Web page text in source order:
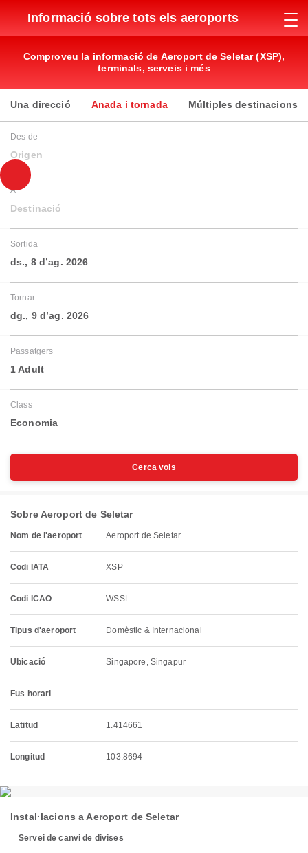
Informació sobre tots els aeroports
Comproveu la informació de Aeroport de Seletar (XSP),
terminals, serveis i més
Una direcció Anada i tornada Múltiples destinacions
Des de
Origen
A
Destinació
Sortida
ds., 8 d’ag. 2026
Tornar
dg., 9 d’ag. 2026
Passatgers
1 Adult
Class
Economia
Cerca vols
Sobre Aeroport de Seletar
Nom de l'aeroport Aeroport de Seletar
Codi IATA XSP
Codi ICAO WSSL
Tipus d'aeroport Domèstic & Internacional
Ubicació Singapore, Singapur
Fus horari
Latitud 1.414661
Longitud 103.8694
Instal·lacions a Aeroport de Seletar
Servei de canvi de divises